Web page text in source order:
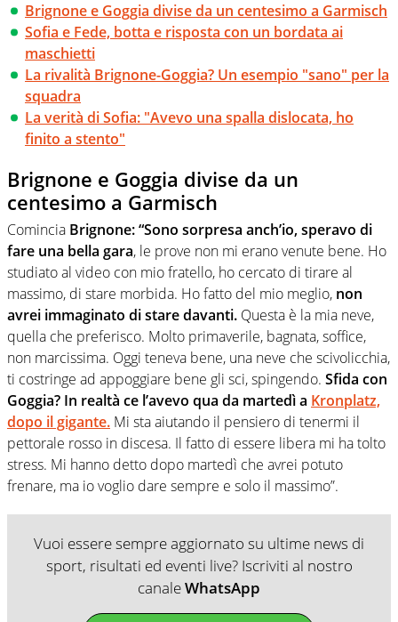
Brignone e Goggia divise da un centesimo a Garmisch
Sofia e Fede, botta e risposta con un bordata ai
maschietti
La rivalità Brignone-Goggia? Un esempio "sano" per la
squadra
La verità di Sofia: "Avevo una spalla dislocata, ho
finito a stento"
Brignone e Goggia divise da un
centesimo a Garmisch
Comincia Brignone: “Sono sorpresa anch’io, speravo di
fare una bella gara, le prove non mi erano venute bene. Ho
studiato al video con mio fratello, ho cercato di tirare al
massimo, di stare morbida. Ho fatto del mio meglio, non
avrei immaginato di stare davanti. Questa è la mia neve,
quella che preferisco. Molto primaverile, bagnata, soffice,
non marcissima. Oggi teneva bene, una neve che scivolicchia,
ti costringe ad appoggiare bene gli sci, spingendo. Sfida con
Goggia? In realtà ce l’avevo qua da martedì a Kronplatz,
dopo il gigante. Mi sta aiutando il pensiero di tenermi il
pettorale rosso in discesa. Il fatto di essere libera mi ha tolto
stress. Mi hanno detto dopo martedì che avrei potuto
frenare, ma io voglio dare sempre e solo il massimo”.
Vuoi essere sempre aggiornato su ultime news di
sport, risultati ed eventi live? Iscriviti al nostro
canaleWhatsApp